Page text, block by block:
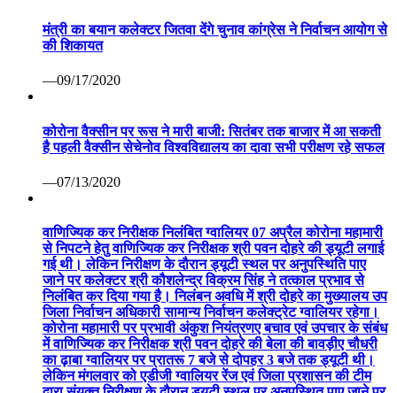
मंत्री का बयान कलेक्टर जितवा देंगे चुनाव कांग्रेस ने निर्वाचन आयोग से
की शिकायत
—09/17/2020
कोरोना वैक्सीन पर रूस ने मारी बाजी: सितंबर तक बाजार में आ सकती
है पहली वैक्सीन सेचेनोव विश्वविद्यालय का दावा सभी परीक्षण रहे सफल
—07/13/2020
वाणिज्यिक कर निरीक्षक निलंबित ग्वालियर 07 अप्रैल कोरोना महामारी
से निपटने हेतु वाणिज्यिक कर निरीक्षक श्री पवन दोहरे की ड्यूटी लगाई
गई थी। लेकिन निरीक्षण के दौरान ड्यूटी स्थल पर अनुपस्थिति पाए
जाने पर कलेक्टर श्री कौशलेन्द्र विक्रम सिंह ने तत्काल प्रभाव से
निलंबित कर दिया गया है। निलंबन अवधि में श्री दोहरे का मुख्यालय उप
जिला निर्वाचन अधिकारी सामान्य निर्वाचन कलेक्ट्रेट ग्वालियर रहेगा।
कोरोना महामारी पर प्रभावी अंकुश नियंत्रणए बचाव एवं उपचार के संबंध
में वाणिज्यिक कर निरीक्षक श्री पवन दोहरे की बेला की बावड़ीए चौधरी
का ढ़ाबा ग्वालियर पर प्रातरू 7 बजे से दोपहर 3 बजे तक ड्यूटी थी।
लेकिन मंगलवार को एडीजी ग्वालियर रेंज एवं जिला प्रशासन की टीम